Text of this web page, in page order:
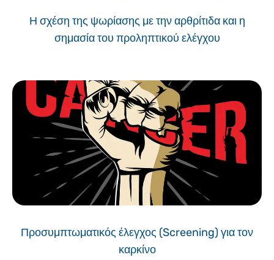
Η σχέση της ψωρίασης με την αρθρίτιδα και η
σημασία του προληπτικού ελέγχου
Προσυμπτωματικός έλεγχος (Screening) για τον
καρκίνο